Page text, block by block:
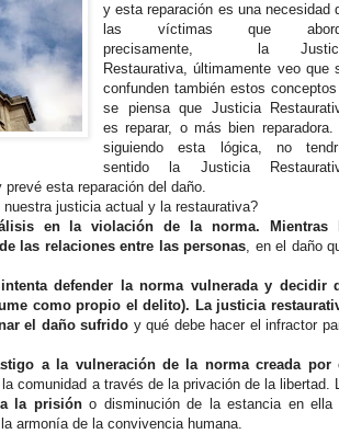
y esta reparación es una necesidad
las víctimas que
precisamente, la
Restaurativa, últimamente veo que
confunden también estos
se piensa que Justicia
es reparar, o más bien reparadora.
siguiendo esta lógica, no
sentido la Justicia
esta reparación del daño.
justicia actual y la restaurativa?
en la violación de la norma. Mientras
las relaciones entre las personas, en el daño
defender la norma vulnerada y decidir
como propio el delito). La justicia
el daño sufrido y qué debe hacer el infractor
a la vulneración de la norma creada por
la comunidad a través de la privación de la libertad.
a la prisióno disminución de la estancia en ella
armonía de la convivencia humana.